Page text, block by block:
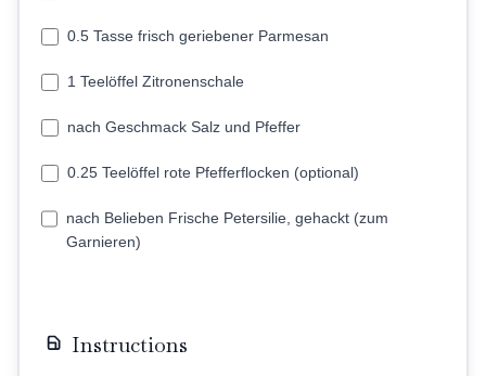
0.5 Tasse frisch geriebener Parmesan
1 Teelöffel Zitronenschale
nach Geschmack Salz und Pfeffer
0.25 Teelöffel rote Pfefferflocken (optional)
nach Belieben Frische Petersilie, gehackt (zum
Garnieren)
Instructions